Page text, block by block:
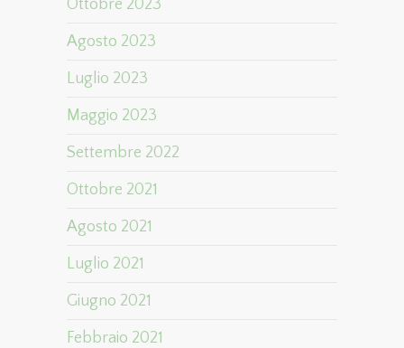
Ottobre 2023
Agosto 2023
Luglio 2023
Maggio 2023
Settembre 2022
Ottobre 2021
Agosto 2021
Luglio 2021
Giugno 2021
Febbraio 2021